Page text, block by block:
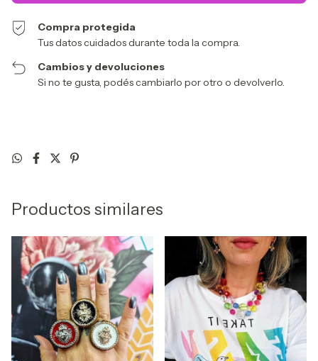
Compra protegida
Tus datos cuidados durante toda la compra.
Cambios y devoluciones
Si no te gusta, podés cambiarlo por otro o devolverlo.
Productos similares